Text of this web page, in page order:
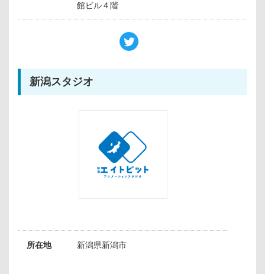
館ビル４階
新潟スタジオ
所在地 新潟県新潟市